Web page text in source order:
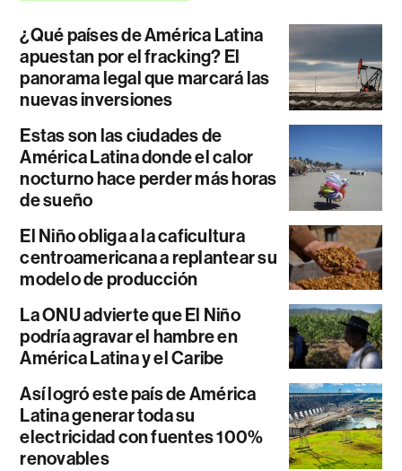
¿Qué países de América Latina
apuestan por el fracking? El
panorama legal que marcará las
nuevas inversiones
Estas son las ciudades de
América Latina donde el calor
nocturno hace perder más horas
de sueño
El Niño obliga a la caficultura
centroamericana a replantear su
modelo de producción
La ONU advierte que El Niño
podría agravar el hambre en
América Latina y el Caribe
Así logró este país de América
Latina generar toda su
electricidad con fuentes 100%
renovables